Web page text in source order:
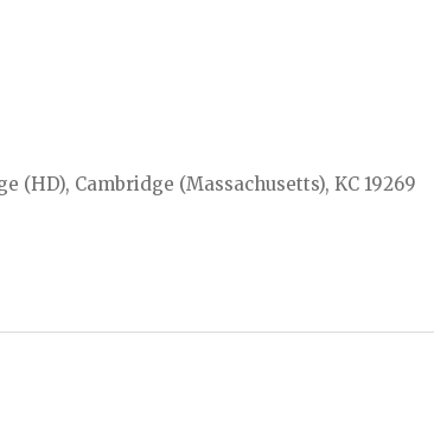
Cambridge (Massachusetts), KC 19269